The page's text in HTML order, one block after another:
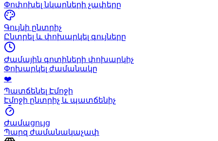
Փոփոխել նկարների չափերը
Գույնի ընտրիչ
Ընտրել և փոխարկել գույները
Ժամային գոտիների փոխարկիչ
Փոխարկել ժամանակը
❤️
Պատճենել Էմոջի
Էմոջի ընտրիչ և պատճենիչ
Ժամացույց
Պարզ ժամանակաչափ